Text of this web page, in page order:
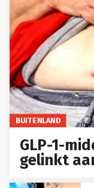
BUITENLAND
GLP-1-
gelinkt